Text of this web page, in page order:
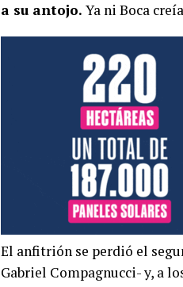
a su antojo. Ya ni Boca
El anfitrión se perdió el
Gabriel Compagnucci- y, a